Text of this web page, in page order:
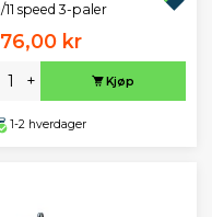
11 speed 3-paler
kr
+ Kjøp
1-2 hverdager